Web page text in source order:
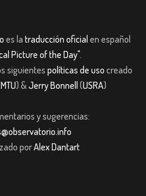
es la traducción oficial en español
Picture of the Day".
siguientes políticas de uso creado
MTU) &Jerry Bonnell (USRA)
y sugerencias:
porAlex Dantart